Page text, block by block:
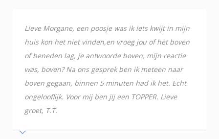
Lieve Morgane, een poosje was ik iets kwijt in mijn
huis kon het niet vinden,en vroeg jou of het boven
of beneden lag, je antwoorde boven, mijn reactie
was, boven? Na ons gesprek ben ik meteen naar
boven gegaan, binnen 5 minuten had ik het. Echt
ongelooflijk. Voor mij ben jij een TOPPER. Lieve
groet, T.T.